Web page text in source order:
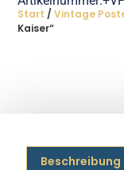
Start /Vintage
Kaiser“
Beschreibung